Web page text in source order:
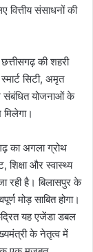
वित्तीय संसाधनों की
की शहरी
सिटी, अमृत
संबंधित योजनाओं के
का अगला ग्रोथ
शिक्षा और स्वास्थ्य
रही है। बिलासपुर के
मोड़ साबित होगा।
यह एजेंडा डबल
के नेतृत्व में